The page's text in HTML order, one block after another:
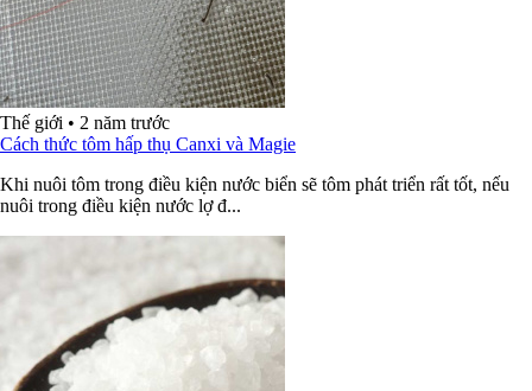
Thế giới • 2 năm trước
Cách thức tôm hấp thụ Canxi và Magie
Khi nuôi tôm trong điều kiện nước biển sẽ tôm phát triển rất tốt, nếu
nuôi trong điều kiện nước lợ đ...